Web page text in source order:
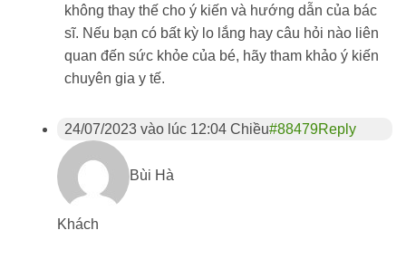
không thay thế cho ý kiến và hướng dẫn của bác
sĩ. Nếu bạn có bất kỳ lo lắng hay câu hỏi nào liên
quan đến sức khỏe của bé, hãy tham khảo ý kiến
chuyên gia y tế.
24/07/2023 vào lúc 12:04 Chiều#88479Reply
Bùi Hà
Khách